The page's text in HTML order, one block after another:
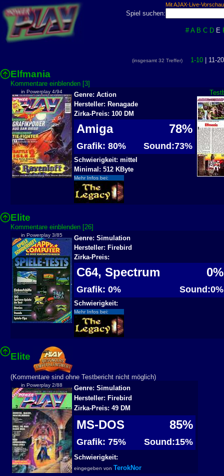
Mit AJAX-Live-
Spiel suchen:
# A B C D E
(insgesamt 32 Treffer) 1-10 | 11-
Elfmania
Kommentare einblenden [3]
in Powerplay 4/94
Genre: Action
Hersteller: Renagade
Zirka-Preis: 100 DM
Amiga 78%
Grafik: 80% Sound:73%
Schwierigkeit: mittel
Minimal: 512 KByte
Mehr Infos bei:
Elite
Kommentare einblenden [26]
in Powerplay 3/85
Genre: Simulation
Hersteller: Firebird
Zirka-Preis:
C64, Spectrum 0%
Grafik: 0% Sound:0%
Schwierigkeit:
Mehr Infos bei:
Elite
(Kommentare sind ohne Testbericht nicht möglich)
in Powerplay 2/88
Genre: Simulation
Hersteller: Firebird
Zirka-Preis: 49 DM
MS-DOS 85%
Grafik: 75% Sound:15%
Schwierigkeit:
eingegeben von TerokNor